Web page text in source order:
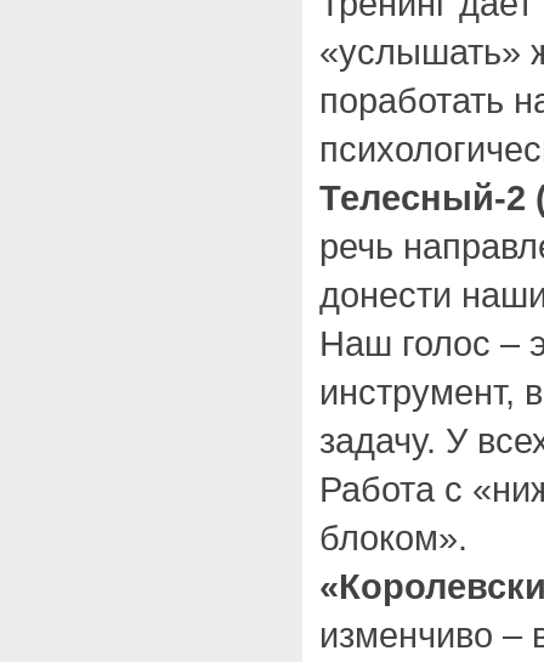
«услышать»
поработать
Телесный-
речь
донести
Наш голос –
задачу. У
Работа с
блоком».
изменчиво –